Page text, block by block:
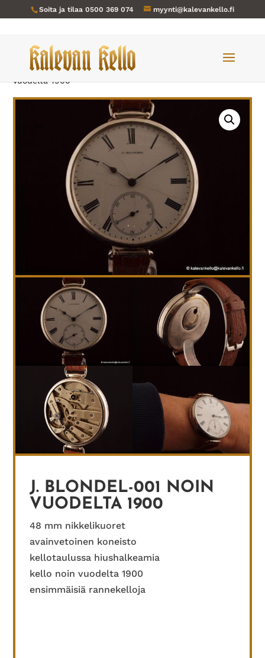
Soita ja tilaa 0500 369 074 myynti@kalevankello.fi
Verkkokauppa/Miesten kellot
/ J. Blondel-001 noin
vuodelta 1900
J. BLONDEL-001 NOIN
VUODELTA 1900
48 mm nikkelikuoret
avainvetoinen koneisto
kellotaulussa hiushalkeamia
kello noin vuodelta 1900
ensimmäisiä rannekelloja